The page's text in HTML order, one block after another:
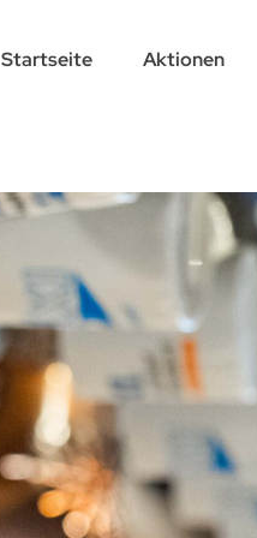
Startseite Aktionen